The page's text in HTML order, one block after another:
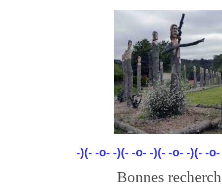
-)(- -o- -)(- -o- -)(- -o- -)(- -
Bonnes